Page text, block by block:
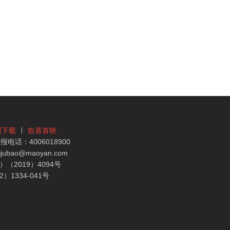
下载
欢喜首映
电话：4006018900
（2019）4094号
）1334-041号